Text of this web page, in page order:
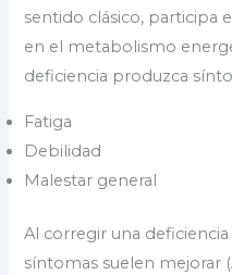
sentido clásico, participa
en el metabolismo
deficiencia produzca
Fatiga
Debilidad
Malestar general
Al corregir una
síntomas suelen mejorar